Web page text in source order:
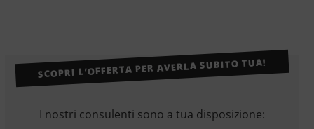
SCOPRI L’OFFERTA PER AVERLA SUBITO TUA!
I nostri consulenti sono a tua disposizione: